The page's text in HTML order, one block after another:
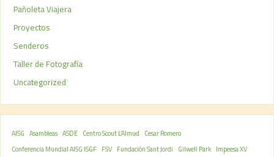
Pañoleta Viajera
Proyectos
Senderos
Taller de Fotografía
Uncategorized
AISG Asambleas ASDE Centro Scout L’Almud
Cesar Romero
Conferencia Mundial AISG ISGF FSV Fundación Sant Jordi Gilwell Park Impeesa XV